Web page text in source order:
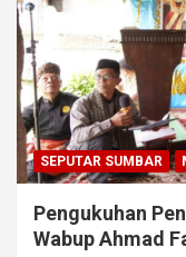
SEPUTAR SUMBAR
Pengukuhan
Wabup Ahmad